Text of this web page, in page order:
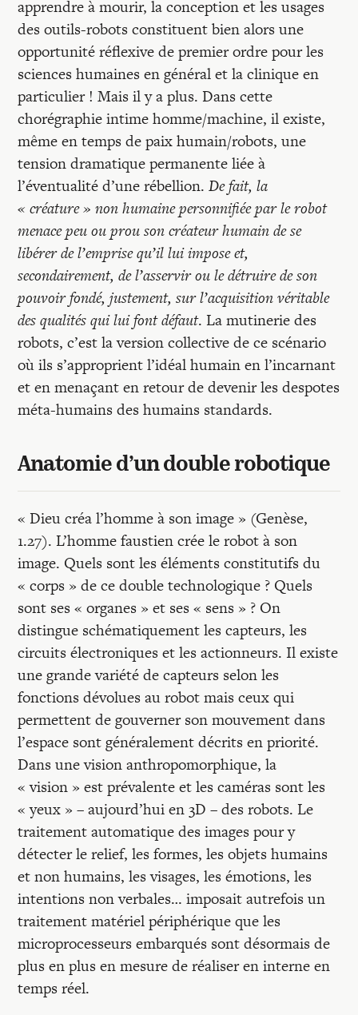
apprendre à mourir, la conception et les usages
des outils-robots constituent bien alors une
opportunité réflexive de premier ordre pour les
sciences humaines en général et la clinique en
particulier ! Mais il y a plus. Dans cette
chorégraphie intime homme/machine, il existe,
même en temps de paix humain/robots, une
tension dramatique permanente liée à
l’éventualité d’une rébellion.De fait, la
« créature » non humaine personnifiée par le robot
menace peu ou prou son créateur humain de se
libérer de l’emprise qu’il lui impose et,
secondairement, de l’asservir ou le détruire de son
pouvoir fondé, justement, sur l’acquisition véritable
des qualités qui lui font défaut. La mutinerie des
robots, c’est la version collective de ce scénario
où ils s’approprient l’idéal humain en l’incarnant
et en menaçant en retour de devenir les despotes
méta-humains des humains standards.
Anatomie d’un double robotique
« Dieu créa l’homme à son image » (Genèse,
1.27). L’homme faustien crée le robot à son
image. Quels sont les éléments constitutifs du
« corps » de ce double technologique ? Quels
sont ses « organes » et ses « sens » ? On
distingue schématiquement les capteurs, les
circuits électroniques et les actionneurs. Il existe
une grande variété de capteurs selon les
fonctions dévolues au robot mais ceux qui
permettent de gouverner son mouvement dans
l’espace sont généralement décrits en priorité.
Dans une vision anthropomorphique, la
« vision » est prévalente et les caméras sont les
« yeux » – aujourd’hui en 3D – des robots. Le
traitement automatique des images pour y
détecter le relief, les formes, les objets humains
et non humains, les visages, les émotions, les
intentions non verbales… imposait autrefois un
traitement matériel périphérique que les
microprocesseurs embarqués sont désormais de
plus en plus en mesure de réaliser en interne en
temps réel.